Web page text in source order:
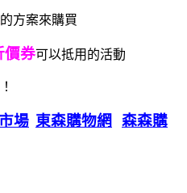
的方案來購買
價券可以抵用的活動
場 東森購物網
森森購